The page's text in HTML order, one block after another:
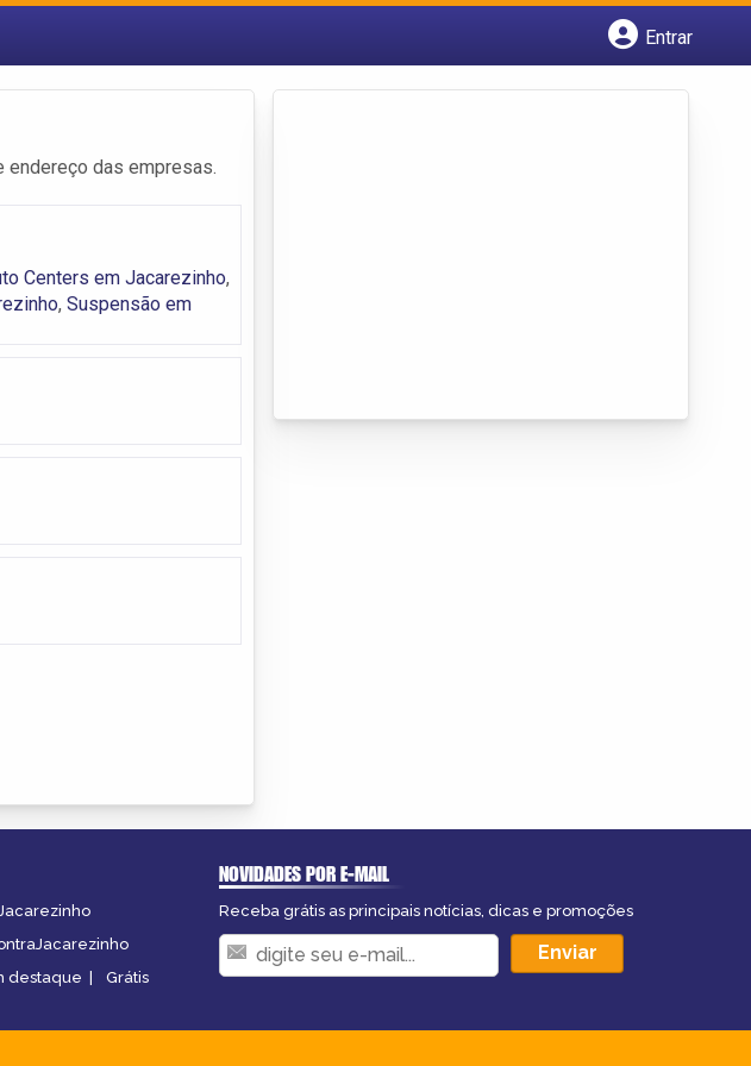
Entrar
endereço das empresas.
Centers em Jacarezinho,
, Suspensão em
destaque | Grátis
NOVIDADES POR E-MAIL
Receba grátis as principais notícias, dicas e promoções